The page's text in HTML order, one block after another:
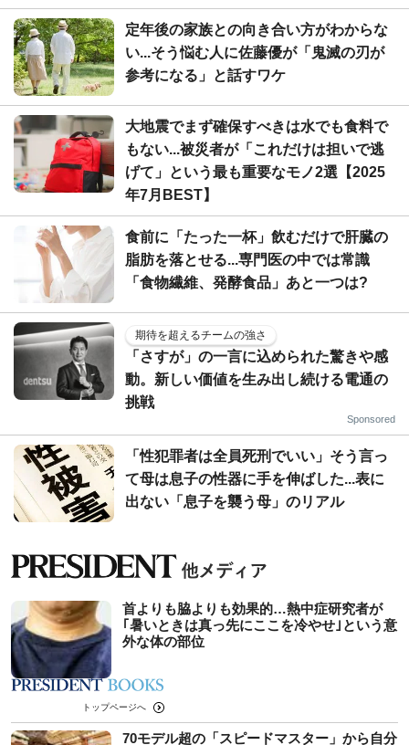
定年後の家族との向き合い方がわからな
い...そう悩む人に佐藤優が「鬼滅の刃が
参考になる」と話すワケ
大地震でまず確保すべきは水でも食料で
もない...被災者が「これだけは担いで逃
げて」という最も重要なモノ2選【2025
年7月BEST】
食前に「たった一杯」飲むだけで肝臓の
脂肪を落とせる...専門医の中では常識
「食物繊維、発酵食品」あと一つは?
期待を超えるチームの強さ
「さすが」の一言に込められた驚きや感
動。新しい価値を生み出し続ける電通の
挑戦
Sponsored
「性犯罪者は全員死刑でいい」そう言っ
て母は息子の性器に手を伸ばした...表に
出ない「息子を襲う母」のリアル
首よりも脇よりも効果的…熱中症研究者が
｢暑いときは真っ先にここを冷やせ｣という意
外な体の部位
トップページへ
70モデル超の「スピードマスター」から自分